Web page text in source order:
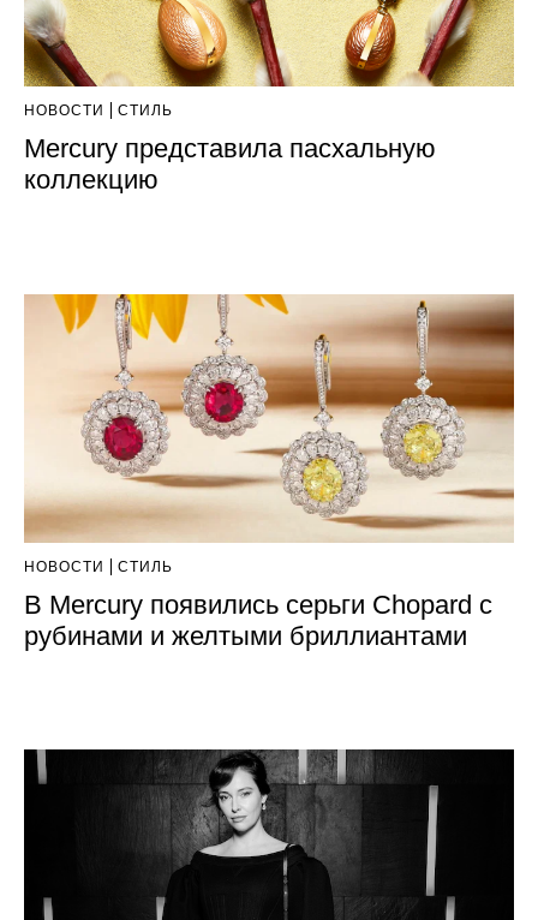
НОВОСТИ СТИЛЬ
Mercury представила пасхальную
коллекцию
НОВОСТИ СТИЛЬ
В Mercury появились серьги Chopard с
рубинами и желтыми бриллиантами